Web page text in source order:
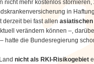
nicht mehr kostenlos
in
derzeit bei fast allen asiatischen
verändern können –,
hatte die Bundesregierung
nicht als RKI-Risikogebiet